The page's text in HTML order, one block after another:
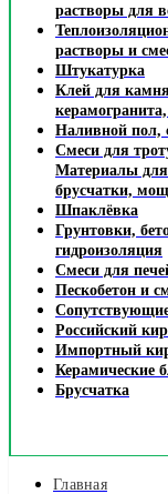
растворы для
растворы и
Штукатурка
Клей для
Наливной пол,
Смеси для
Материалы
брусчатки,
Шпаклёвка
Грунтовки,
гидроизоляция
Смеси для
Пескобетон и
Российский
Импортный
Керамические
Брусчатка
Главная